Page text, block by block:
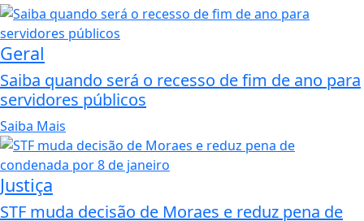
Geral
Saiba quando será o recesso de fim de ano para
servidores públicos
Saiba Mais
Justiça
STF muda decisão de Moraes e reduz pena de